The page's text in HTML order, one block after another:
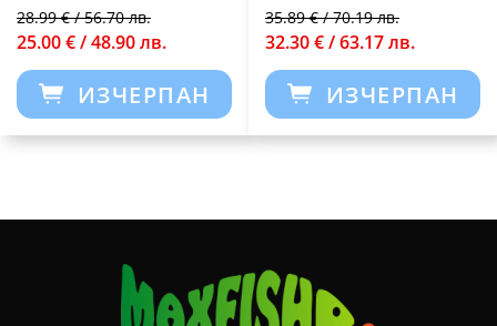
28.99 € / 56.70 лв.
25.00 € / 48.90 лв.
ИЗЧЕРПАН
35.89 € / 70.19 лв.
32.30 € / 63.17 лв.
ИЗЧЕРПАН